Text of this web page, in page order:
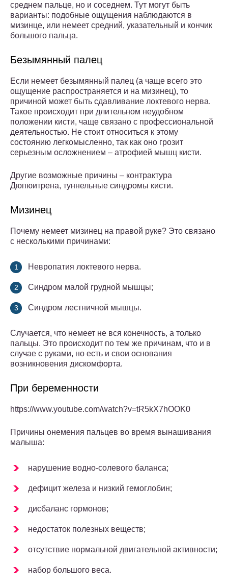
среднем пальце, но и соседнем. Тут могут быть
варианты: подобные ощущения наблюдаются в
мизинце, или немеет средний, указательный и кончик
большого пальца.
Безымянный палец
Если немеет безымянный палец (а чаще всего это
ощущение распространяется и на мизинец), то
причиной может быть сдавливание локтевого нерва.
Такое происходит при длительном неудобном
положении кисти, чаще связано с профессиональной
деятельностью. Не стоит относиться к этому
состоянию легкомысленно, так как оно грозит
серьезным осложнением – атрофией мышц кисти.
Другие возможные причины – контрактура
Дюпюитрена, туннельные синдромы кисти.
Мизинец
Почему немеет мизинец на правой руке? Это связано
с несколькими причинами:
Невропатия локтевого нерва.
Синдром малой грудной мышцы;
Синдром лестничной мышцы.
Случается, что немеет не вся конечность, а только
пальцы. Это происходит по тем же причинам, что и в
случае с руками, но есть и свои основания
возникновения дискомфорта.
При беременности
https://www.youtube.com/watch?v=tR5kX7hOOK0
Причины онемения пальцев во время вынашивания
малыша:
нарушение водно-солевого баланса;
дефицит железа и низкий гемоглобин;
дисбаланс гормонов;
недостаток полезных веществ;
отсутствие нормальной двигательной активности;
набор большого веса.